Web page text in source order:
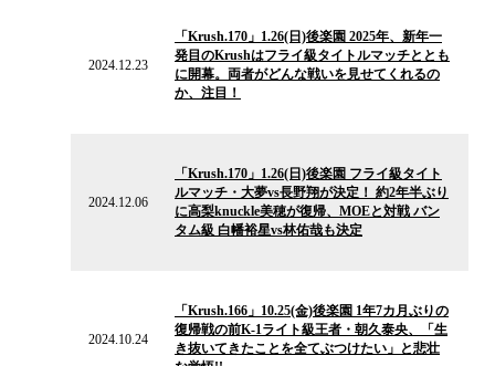
2024.12.23
「Krush.170」1.26(日)後楽園 2025年、新年一
発目のKrushはフライ級タイトルマッチととも
に開幕。両者がどんな戦いを見せてくれるの
か、注目！
2024.12.06
「Krush.170」1.26(日)後楽園 フライ級タイト
ルマッチ・大夢vs長野翔が決定！ 約2年半ぶり
に高梨knuckle美穂が復帰、MOEと対戦 バン
タム級 白幡裕星vs林佑哉も決定
2024.10.24
「Krush.166」10.25(金)後楽園 1年7カ月ぶりの
復帰戦の前K-1ライト級王者・朝久泰央、「生
き抜いてきたことを全てぶつけたい」と悲壮